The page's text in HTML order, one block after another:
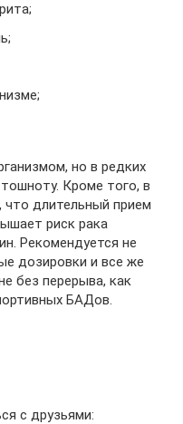
но в редких
Кроме того, в
что длительный прием
риск рака
Рекомендуется не
дозировки и все же
без перерыва, как
БАДов.
с друзьями: